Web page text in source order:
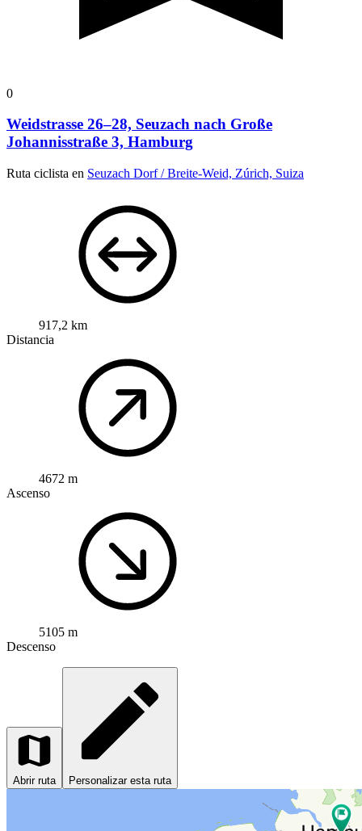
0
Weidstrasse 26–28, Seuzach nach Große
Johannisstraße 3, Hamburg
Ruta ciclista en Seuzach Dorf / Breite-Weid, Zúrich, Suiza
917,2 km
Distancia
4672 m
Ascenso
5105 m
Descenso
Abrir ruta Personalizar esta ruta